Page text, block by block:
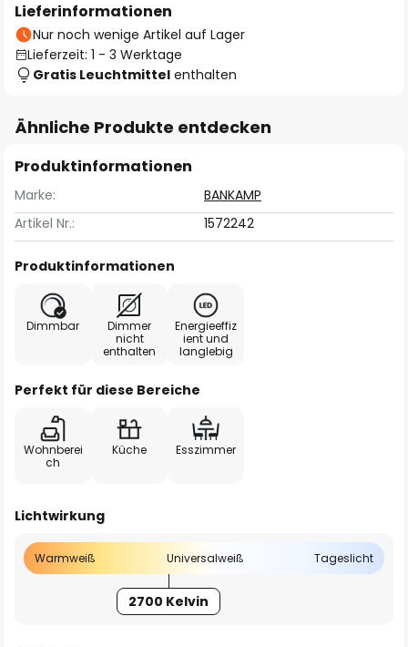
Lieferinformationen
Nur noch wenige Artikel auf Lager
Lieferzeit: 1 - 3 Werktage
Gratis Leuchtmittel enthalten
Ähnliche Produkte entdecken
Produktinformationen
Marke:
BANKAMP
Artikel Nr.:
1572242
Produktinformationen
Dimmbar
Dimmer
nicht
enthalten
Energieeffiz
ient und
langlebig
Perfekt für diese Bereiche
Wohnberei
ch
Küche Esszimmer
Lichtwirkung
Warmweiß Universalweiß Tageslicht
2700 Kelvin